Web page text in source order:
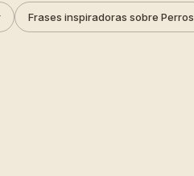
Frases inspiradoras sobre Perros